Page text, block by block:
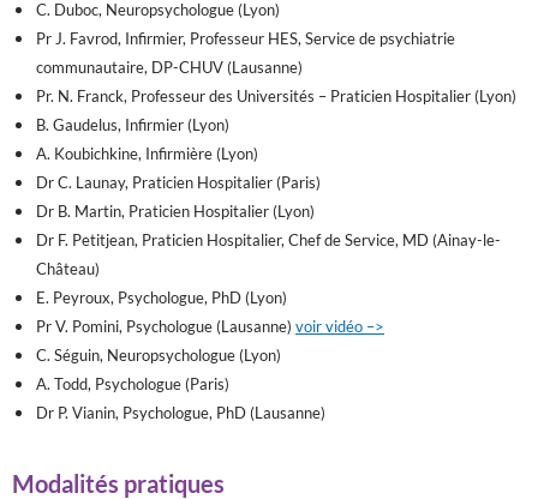
C. Duboc, Neuropsychologue (Lyon)
Pr J. Favrod, Infirmier, Professeur HES, Service de psychiatrie
communautaire, DP-CHUV (Lausanne)
Pr. N. Franck, Professeur des Universités – Praticien Hospitalier (Lyon)
B. Gaudelus, Infirmier (Lyon)
A. Koubichkine, Infirmière (Lyon)
Dr C. Launay, Praticien Hospitalier (Paris)
Dr B. Martin, Praticien Hospitalier (Lyon)
Dr F. Petitjean, Praticien Hospitalier, Chef de Service, MD (Ainay-le-
Château)
E. Peyroux, Psychologue, PhD (Lyon)
Pr V. Pomini, Psychologue (Lausanne) voir vidéo –>
C. Séguin, Neuropsychologue (Lyon)
A. Todd, Psychologue (Paris)
Dr P. Vianin, Psychologue, PhD (Lausanne)
Modalités pratiques